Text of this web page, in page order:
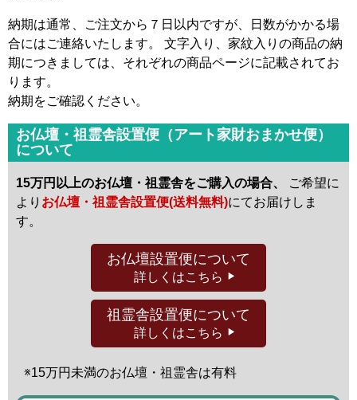
納期は通常、ご注文から７日以内ですが、日数がかかる場
合にはご連絡いたします。 文字入り、家紋入りの商品の納
期につきましては、それぞれの商品ページに記載されてお
ります。
納期をご確認ください。
お仏壇・祖霊舎設置便（アート家財おまかせ便）
について
15万円以上のお仏壇・祖霊舎をご購入の場合、
ご希望に
より お仏壇・祖霊舎設置便(送料無料)にてお届けしま
す。
お仏壇設置便について
詳しくはこちら
祖霊舎設置便について
詳しくはこちら
※15万円未満のお仏壇・祖霊舎は有料